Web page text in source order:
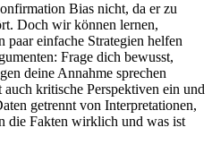
Bias nicht, da er zu
Doch wir können lernen,
paar einfache Strategien helfen
Frage dich bewusst,
deine Annahme sprechen
kritische Perspektiven ein und
getrennt von Interpretationen,
die Fakten wirklich und was ist